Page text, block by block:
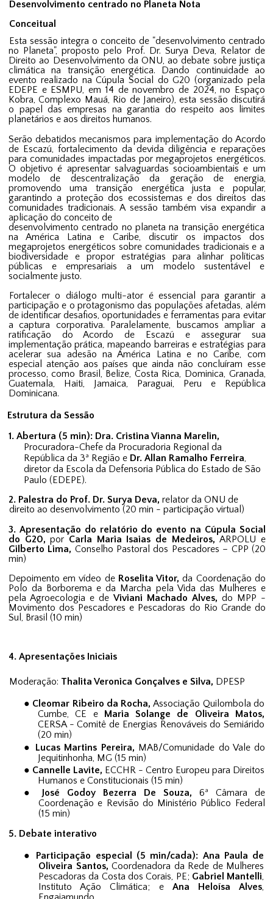
Desenvolvimento centrado no Planeta Nota
Conceitual
Esta sessão integra o conceito de "desenvolvimento centrado
no Planeta", proposto pelo Prof. Dr. Surya Deva, Relator de
Direito ao Desenvolvimento da ONU, ao debate sobre justiça
climática na transição energética. Dando continuidade ao
evento realizado na Cúpula Social do G20 (organizado pela
EDEPE e ESMPU, em 14 de novembro de 2024, no Espaço
Kobra, Complexo Mauá, Rio de Janeiro), esta sessão discutirá
o papel das empresas na garantia do respeito aos limites
planetários e aos direitos humanos.
Serão debatidos mecanismos para implementação do Acordo
de Escazú, fortalecimento da devida diligência e reparações
para comunidades impactadas por megaprojetos energéticos.
O objetivo é apresentar salvaguardas socioambientais e um
modelo de descentralização da geração de energia,
promovendo uma transição energética justa e popular,
garantindo a proteção dos ecossistemas e dos direitos das
comunidades tradicionais. A sessão também visa expandir a
aplicação do conceito de
desenvolvimento centrado no planeta na transição energética
na América Latina e Caribe, discutir os impactos dos
megaprojetos energéticos sobre comunidades tradicionais e a
biodiversidade e propor estratégias para alinhar políticas
públicas e empresariais a um modelo sustentável e
socialmente justo.
Fortalecer o diálogo multi-ator é essencial para garantir a
participação e o protagonismo das populações afetadas, além
de identificar desafios, oportunidades e ferramentas para evitar
a captura corporativa. Paralelamente, buscamos ampliar a
ratificação do Acordo de Escazú e assegurar sua
implementação prática, mapeando barreiras e estratégias para
acelerar sua adesão na América Latina e no Caribe, com
especial atenção aos países que ainda não concluíram esse
processo, como Brasil, Belize, Costa Rica, Dominica, Granada,
Guatemala, Haiti, Jamaica, Paraguai, Peru e República
Dominicana.
Estrutura da Sessão
1. Abertura (5 min): Dra. Cristina Vianna Marelin,
Procuradora-Chefe da Procuradoria Regional da
República da 3ª Região e Dr. Allan Ramalho Ferreira,
diretor da Escola da Defensoria Pública do Estado de São
Paulo (EDEPE).
2. Palestra do Prof. Dr. Surya Deva, relator da ONU de
direito ao desenvolvimento (20 min - participação virtual)
3. Apresentação do relatório do evento na Cúpula Social
do G20, por Carla Maria Isaias de Medeiros, ARPOLU e
Gilberto Lima, Conselho Pastoral dos Pescadores – CPP (20
min)
Depoimento em vídeo de Roselita Vitor,da Coordenação do
Polo da Borborema e da Marcha pela Vida das Mulheres e
pela Agroecologia e de Viviani Machado Alves, do MPP -
Movimento dos Pescadores e Pescadoras do Rio Grande do
Sul, Brasil (10 min)
4. Apresentações Iniciais
Moderação: Thalita Veronica Gonçalves e Silva, DPESP
● Cleomar Ribeiro da Rocha,Associação Quilombola do
Cumbe, CE e
Maria Solange de Oliveira Matos,
CERSA - Comitê de Energias Renováveis do Semiárido
(20 min)
● Lucas Martins Pereira, MAB/Comunidade do Vale do
Jequitinhonha, MG (15 min)
● Cannelle Lavite, ECCHR - Centro Europeu para Direitos
Humanos e Constitucionais (15 min)
● José Godoy Bezerra De Souza, 6ª Câmara de
Coordenação e Revisão do Ministério Público Federal
(15 min)
5. Debate interativo
● Participação especial (5 min/cada): Ana Paula de
Oliveira Santos,Coordenadora da Rede de Mulheres
Pescadoras da Costa dos Corais, PE; Gabriel Mantelli,
Instituto Ação Climática; e Ana Heloísa Alves,